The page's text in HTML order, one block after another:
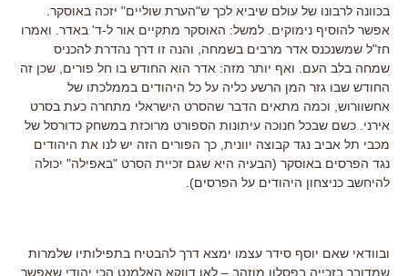
בכוונה לרבונו של עולם שיביא לכך ש"הערת שוליים" יזכה באוסקר.
אפשר להוסיף נימוקים. למשל: האוסקר מתקיים אור ל-ד' באדר. ואמרו
חז"ל שמשנכנס אדר מרבים בשמחה, והנה זו דרך נהדרת להכניס
שמחה בלב העם. ואף יותר מזה: אדר הוא החודש בו חל פורים, שכן זה
החודש שבו גזר המן הרשע כליה על כל היהודים בממלכתו של
אחשוורוש, וכמה מתאים הדבר שהסרט הישראלי מתחרה כעת בסרט
אירני. כשם שבכל חנוכה עיתונות הספורט מרוכזת במשחק כדורסל של
מכבי תל אביב נגד קבוצה יוונית, כך הפורים הזה יש לנו את היהודים
נגד הפרסים באוסקר (הבעיה היא שגם זכיית הסרט "באפילה" יכולה
להיחשב כניצחון היהודים על הפרסים).
ובוודאי שאם יוסף סידר עצמו ימצא דרך להבטיח בתפילותיו שלמרות
שמדובר בזכייה בפסלון מוזהב – לאו דווקא האלמנט הכי יהודי שאפשר